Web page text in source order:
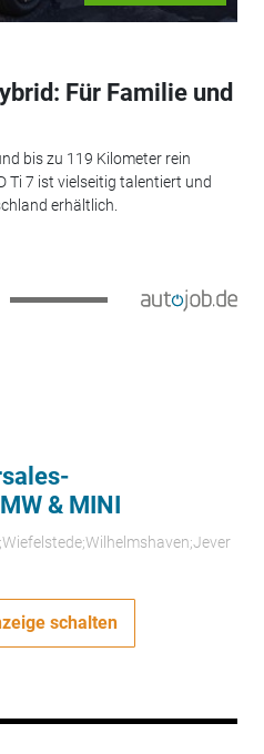
Für Familie und
bis zu 119 Kilometer rein
Ti 7 ist vielseitig talentiert und
erhältlich.
& MINI
schalten